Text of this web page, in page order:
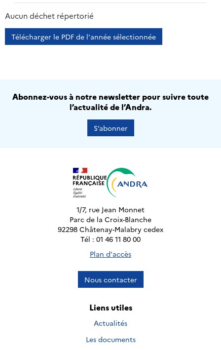
2013 2014
Aucun déchet répertorié
Télécharger le PDF de l'année sélectionnée
Abonnez-vous à notre newsletter pour suivre toute
l’actualité de l’Andra.
S’abonner
1/7, rue Jean Monnet
Parc de la Croix-Blanche
92298 Châtenay-Malabry cedex
Tél : 01 46 11 80 00
Plan d'accès
Nous contacter
Liens utiles
Actualités
Les documents